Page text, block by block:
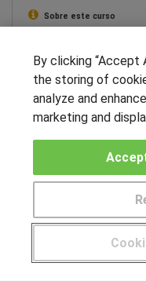
Sobre este curso
Pide más
SÍGUENOS EN LAS
Muro de los idiomas
Hablemos de empleo
CENTROS DE
By clicking “Accept
the storing of
analyze and
marketing and